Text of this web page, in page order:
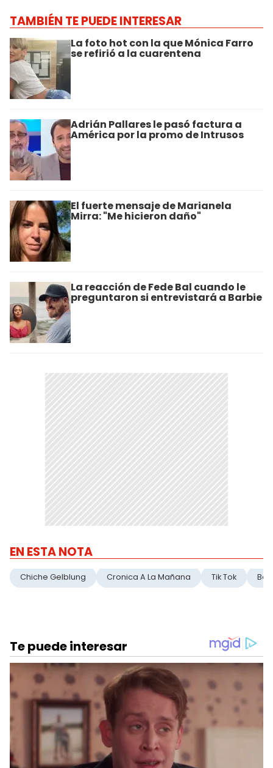
TAMBIÉN TE PUEDE INTERESAR
La foto hot con la que Mónica Farro
se refirió a la cuarentena
Adrián Pallares le pasó factura a
América por la promo de Intrusos
El fuerte mensaje de Marianela
Mirra: "Me hicieron daño"
La reacción de Fede Bal cuando le
preguntaron si entrevistará a Barbie
EN ESTA NOTA
Chiche Gelblung Cronica A La Mañana Tik Tok